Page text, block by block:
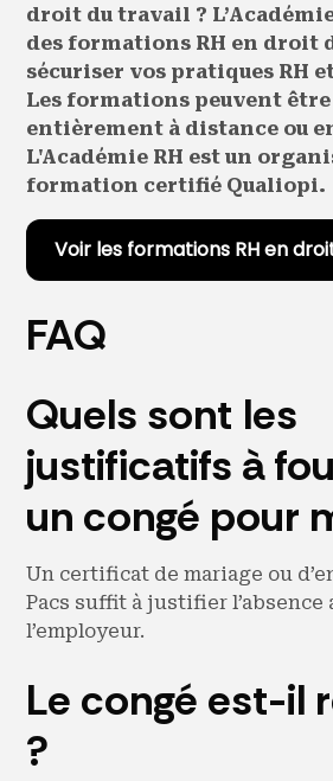
droit du travail ?
des formations RH en droit
sécuriser vos pratiques RH
Les formations peuvent
entièrement à distance ou
L'Académie RH est un
formation certifié Qualiopi.
Voir les formations RH en
FAQ
Quels sont les
justificatifs à
un congé pour
Un certificat de mariage ou
Pacs suffit à justifier l’absence
l’employeur.
Le congé est-il
?